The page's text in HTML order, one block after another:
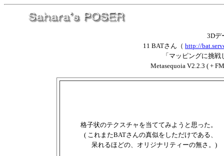
3Dデ
11 BATさん（ http://
「マッピングに挑
Metasequoia V2.2.3 ( +
格子状のテクスチャを当ててみようと思った。
( これまたBATさんの真似をしただけである、
呆れるほどの、オリジナリティーの無さ。)